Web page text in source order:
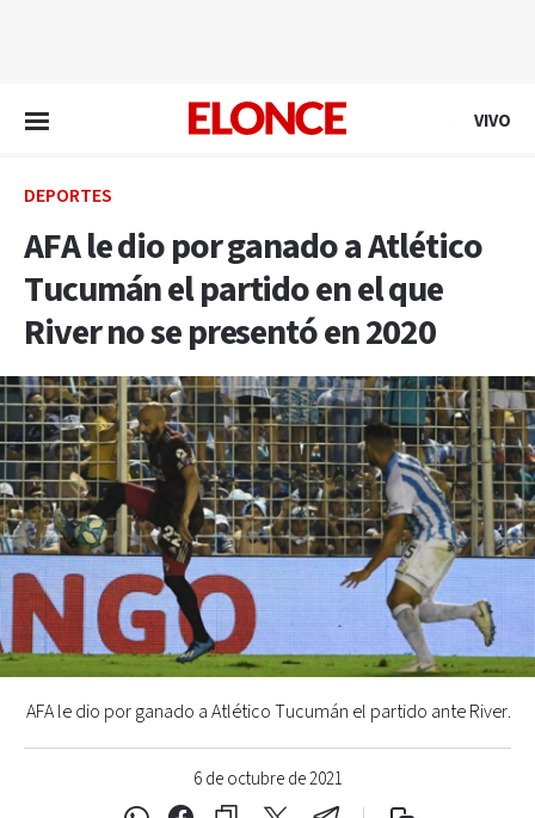
VIVO
DEPORTES
AFA le dio por ganado a Atlético
Tucumán el partido en el que
River no se presentó en 2020
6 de octubre de 2021
AFA le dio por ganado a Atlético Tucumán el partido ante River.